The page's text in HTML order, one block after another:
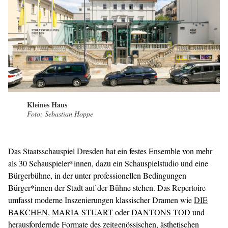
Kleines Haus
Foto: Sebastian Hoppe
Das Staatsschauspiel Dresden hat ein festes Ensemble von mehr
als 30 Schauspieler*innen, dazu ein Schauspielstudio und eine
Bürgerbühne, in der unter professionellen Bedingungen
Bürger*innen der Stadt auf der Bühne stehen. Das Repertoire
umfasst moderne Inszenierungen klassischer Dramen wieDIE
BAKCHEN, MARIA STUARToderDANTONS TOD und
herausfordernde Formate des zeitgenössischen, ästhetischen